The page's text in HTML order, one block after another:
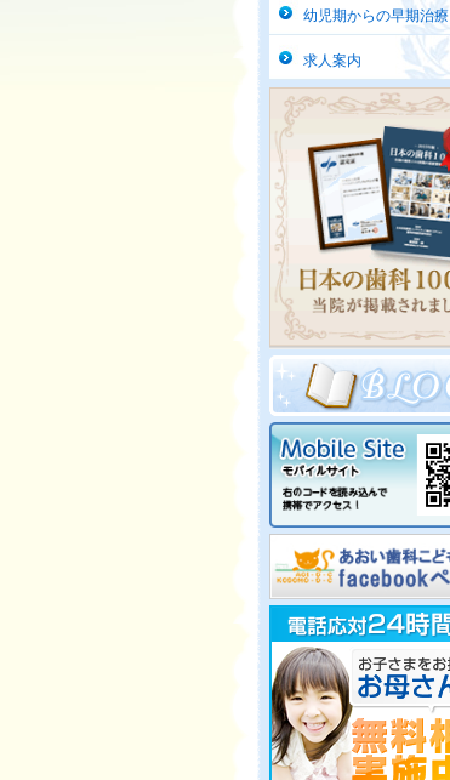
幼児期からの早期治療
求人案内